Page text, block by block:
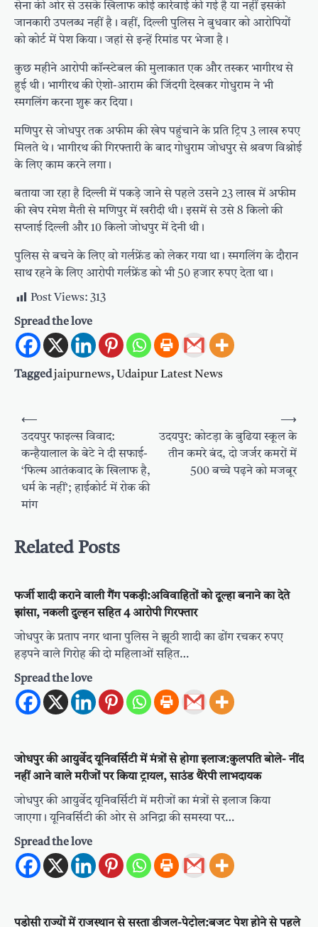
सेना की ओर से उसके खिलाफ कोई कार्रवाई की गई है या नहीं इसकी
जानकारी उपलब्ध नहीं है। वहीं, दिल्ली पुलिस ने बुधवार को आरोपियों
को कोर्ट में पेश किया। जहां से इन्हें रिमांड पर भेजा है।
कुछ महीने आरोपी कॉन्स्टेबल की मुलाकात एक और तस्कर भागीरथ से
हुई थी। भागीरथ की ऐशो-आराम की जिंदगी देखकर गोधुराम ने भी
स्मगलिंग करना शुरू कर दिया।
मणिपुर से जोधपुर तक अफीम की खेप पहुंचाने के प्रति ट्रिप 3 लाख रुपए
मिलते थे। भागीरथ की गिरफ्तारी के बाद गोधुराम जोधपुर से श्रवण विश्नोई
के लिए काम करने लगा।
बताया जा रहा है दिल्ली में पकड़े जाने से पहले उसने 23 लाख में अफीम
की खेप रमेश मैती से मणिपुर में खरीदी थी। इसमें से उसे 8 किलो की
सप्लाई दिल्ली और 10 किलो जोधपुर में देनी थी।
पुलिस से बचने के लिए वो गर्लफ्रेंड को लेकर गया था। स्मगलिंग के दौरान
साथ रहने के लिए आरोपी गर्लफ्रेंड को भी 50 हजार रुपए देता था।
Post Views: 313
Spread the love
Taggedjaipurnews, Udaipur Latest News
Post
navigation
⟵
उदयपुर फाइल्स विवाद:
कन्हैयालाल के बेटे ने दी सफाई-
‘फिल्म आतंकवाद के खिलाफ है,
धर्म के नहीं’; हाईकोर्ट में रोक की
मांग
उदयपुर: कोटड़ा के बुढिया स्कूल के
तीन कमरे बंद, दो जर्जर कमरों में
500 बच्चे पढ़ने को मजबूर
⟶
Related Posts
फर्जी शादी कराने वाली गैंग पकड़ी:अविवाहितों को दूल्हा बनाने का देते
झांसा, नकली दुल्हन सहित 4 आरोपी गिरफ्तार
जोधपुर के प्रताप नगर थाना पुलिस ने झूठी शादी का ढोंग रचकर रुपए
हड़पने वाले गिरोह की दो महिलाओं सहित…
Spread the love
जोधपुर की आयुर्वेद यूनिवर्सिटी में मंत्रों से होगा इलाज:कुलपति बोले- नींद
नहीं आने वाले मरीजों पर किया ट्रायल, साउंड थैरेपी लाभदायक
जोधपुर की आयुर्वेद यूनिवर्सिटी में मरीजों का मंत्रों से इलाज किया
जाएगा। यूनिवर्सिटी की ओर से अनिद्रा की समस्या पर…
Spread the love
पड़ोसी राज्यों में राजस्थान से सस्ता डीजल-पेट्रोल:बजट पेश होने से पहले